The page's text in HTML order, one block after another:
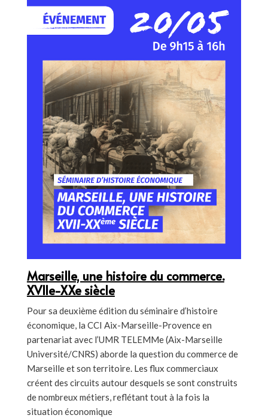
Marseille, une histoire du commerce.
XVIIe-XXe siècle
Pour sa deuxième édition du séminaire d’histoire
économique, la CCI Aix-Marseille-Provence en
partenariat avec l’UMR TELEMMe (Aix-Marseille
Université/CNRS) aborde la question du commerce de
Marseille et son territoire. Les flux commerciaux
créent des circuits autour desquels se sont construits
de nombreux métiers, reflétant tout à la fois la
situation économique